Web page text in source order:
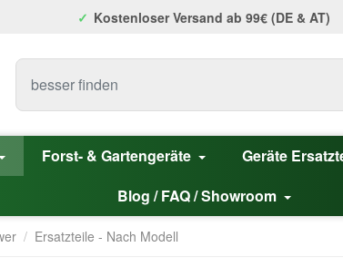
Kostenloser Versand ab 99€ (DE & AT)
Forst- & Gartengeräte Geräte
Blog / FAQ / Showroom
/ Ersatzteile - Nach Modell